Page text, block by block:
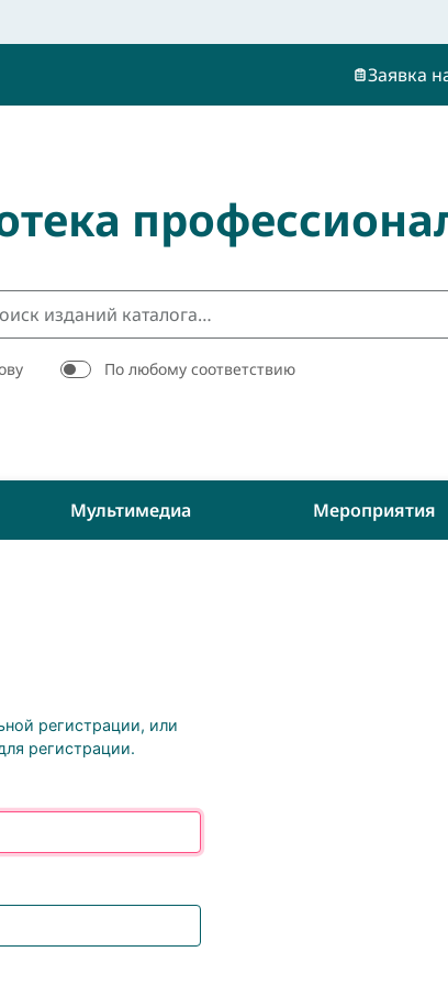
Заявка
По любому соответствию
Мультимедиа Мероприятия
регистрации, или
регистрации.